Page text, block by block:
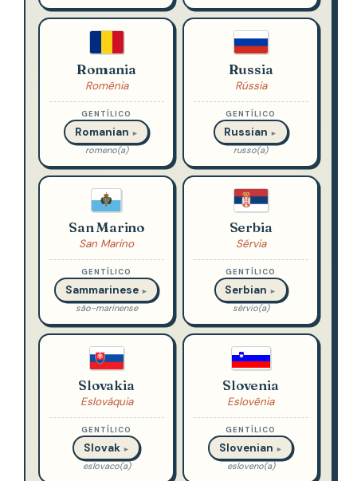
Romania
Romênia
GENTÍLICO
Romanian ►
romeno(a)
Russia
Rússia
GENTÍLICO
Russian ►
russo(a)
San Marino
San Marino
GENTÍLICO
Sammarinese ►
são-marinense
Serbia
Sérvia
GENTÍLICO
Serbian ►
sérvio(a)
Slovakia
Eslováquia
GENTÍLICO
Slovak ►
eslovaco(a)
Slovenia
Eslovênia
GENTÍLICO
Slovenian ►
esloveno(a)